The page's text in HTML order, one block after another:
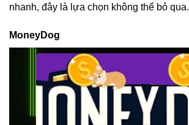
nhanh, đây là lựa chọn không thể bỏ qua.
MoneyDog